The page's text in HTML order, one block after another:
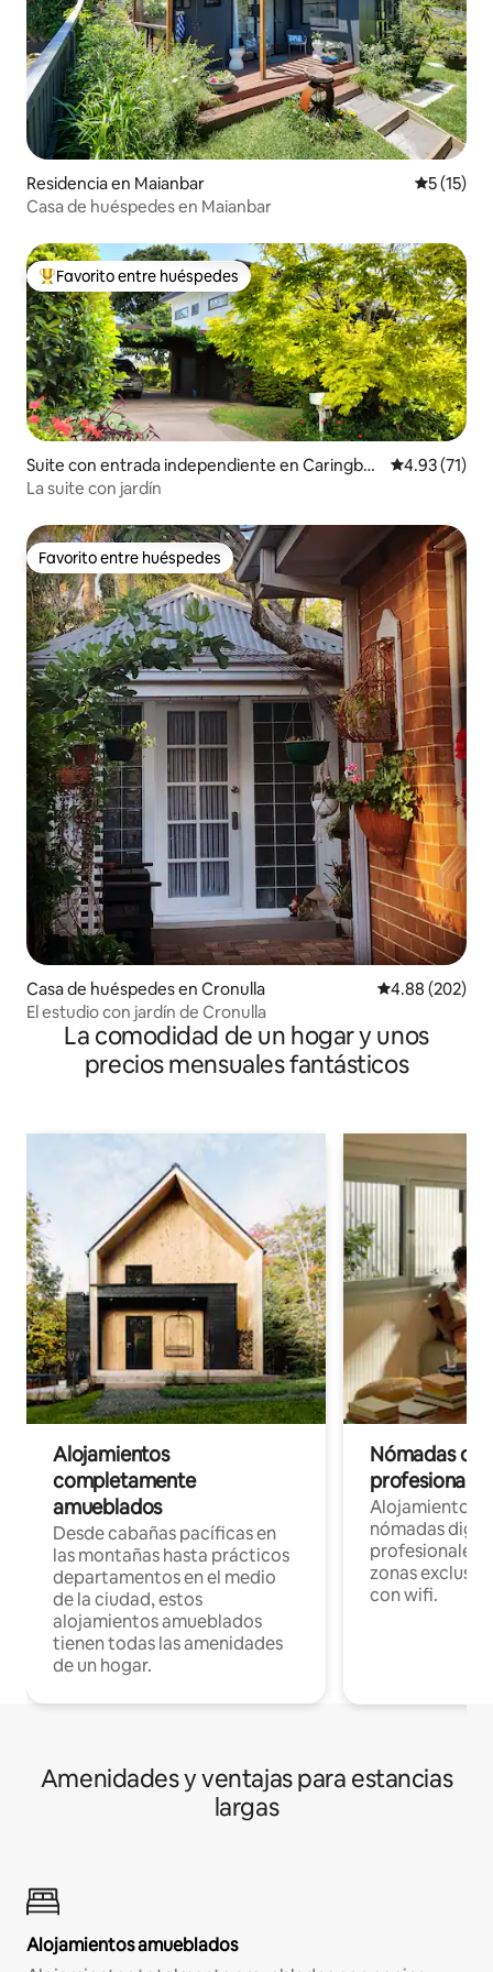
Residencia en Maianbar
5 (15)
Casa de huéspedes en Maianbar
De los mejores en Favorito entre huéspedes
Favorito entre huéspedes
Suite con entrada independiente en Caringbah
South
Calificación
4.93 (71)
La suite con jardín
Favorito entre huéspedes
Favorito entre huéspedes
Casa de huéspedes en Cronulla Calificación
4.88 (202)
El estudio con jardín de Cronulla
La comodidad de un hogar y unos
precios mensuales fantásticos
Alojamientos
completamente
amueblados
Desde cabañas pacíficas en
las montañas hasta prácticos
departamentos en el medio
de la ciudad, estos
alojamientos amueblados
tienen todas las amenidades
de un hogar.
Nómadas
Alojamientos
nómadas
profesionales
zonas
con wifi.
Amenidades y ventajas para estancias
largas
Alojamientos amueblados